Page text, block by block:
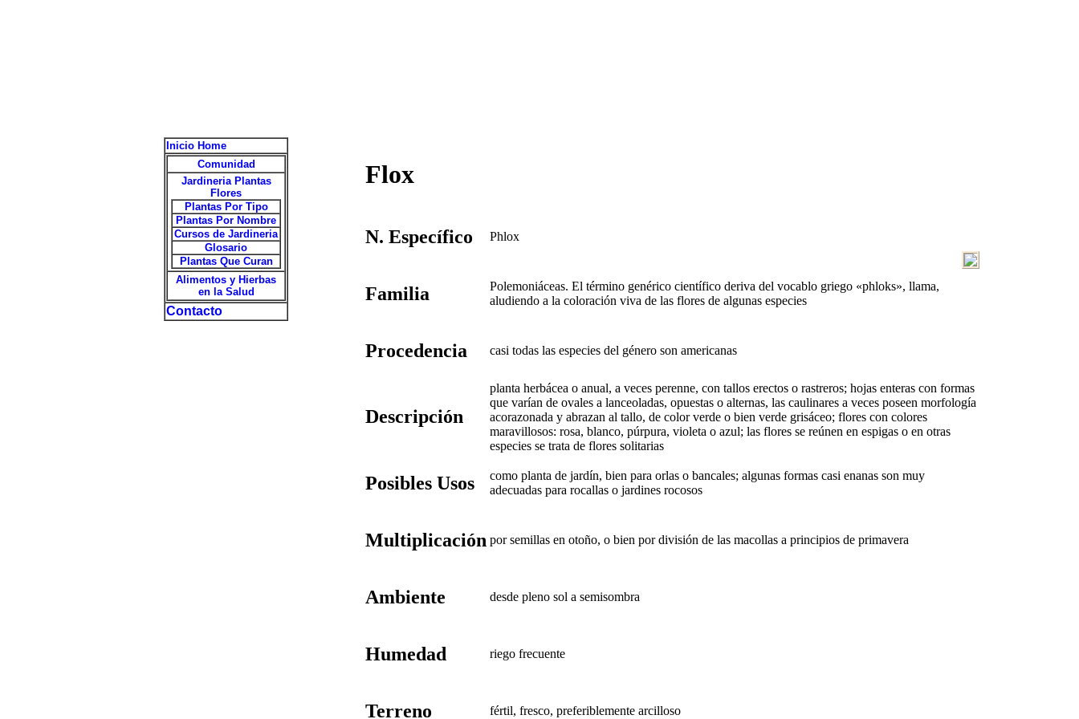
Inicio Home
Comunidad
Jardineria Plantas
Flores
Plantas Por Tipo
Plantas Por Nombre
Cursos de Jardineria
Glosario
Plantas Que Curan
Alimentos y Hierbas
en la Salud
Contacto
Flox
N. Específico Phlox
Familia
Polemoniáceas. El término genérico científico deriva del vocablo griego «phloks», llama,
aludiendo a la coloración viva de las flores de algunas especies
Procedencia casi todas las especies del género son americanas
Descripción
planta herbácea o anual, a veces perenne, con tallos erectos o rastreros; hojas enteras con formas
que varían de ovales a lanceoladas, opuestas o alternas, las caulinares a veces poseen morfología
acorazonada y abrazan al tallo, de color verde o bien verde grisáceo; flores con colores
maravillosos: rosa, blanco, púrpura, violeta o azul; las flores se reúnen en espigas o en otras
especies se trata de flores solitarias
Posibles Usos
como planta de jardín, bien para orlas o bancales; algunas formas casi enanas son muy
adecuadas para rocallas o jardines rocosos
Multiplicación por semillas en otoño, o bien por división de las macollas a principios de primavera
Ambiente desde pleno sol a semisombra
Humedad riego frecuente
Terreno fértil, fresco, preferiblemente arcilloso